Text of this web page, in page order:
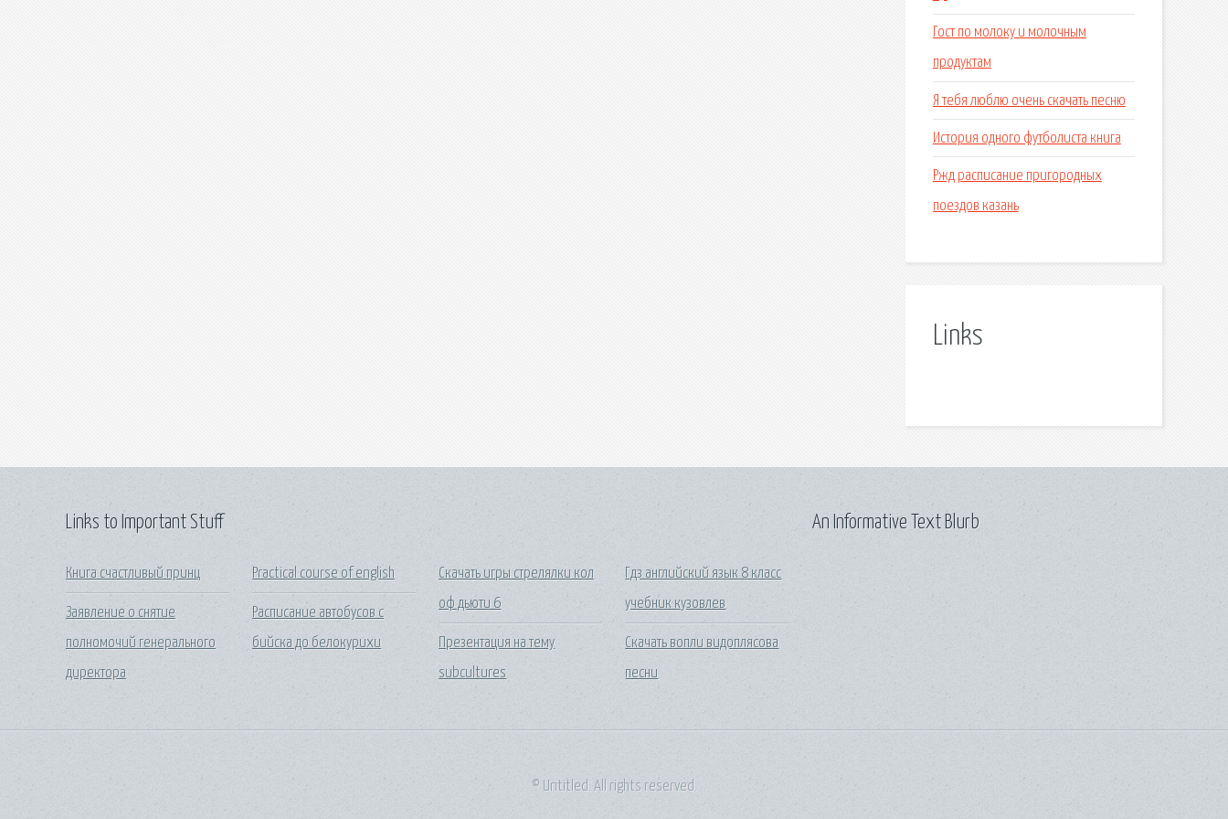
Гост по молоку и молочным
продуктам
Я тебя люблю очень скачать песню
История одного футболиста книга
Ржд расписание пригородных
поездов казань
Links
Links to Important Stuff
Книга счастливый принц
Заявление о снятие
полномочий генерального
директора
Practical course of english
Расписание автобусов с
бийска до белокурихи
Скачать игры стрелялки кол
оф дьюти 6
Презентация на тему
subcultures
Гдз английский язык 8 класс
учебник кузовлев
Скачать вопли видоплясова
песни
An Informative Text Blurb
© Untitled. All rights reserved.